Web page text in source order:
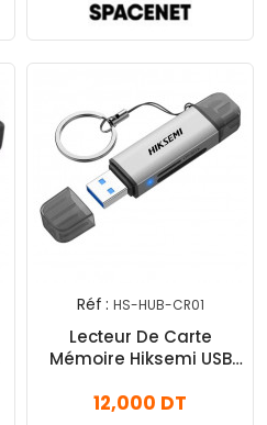
Réf : HS-HUB-CR01
Lecteur De Carte
Mémoire Hiksemi USB
12,000 DT